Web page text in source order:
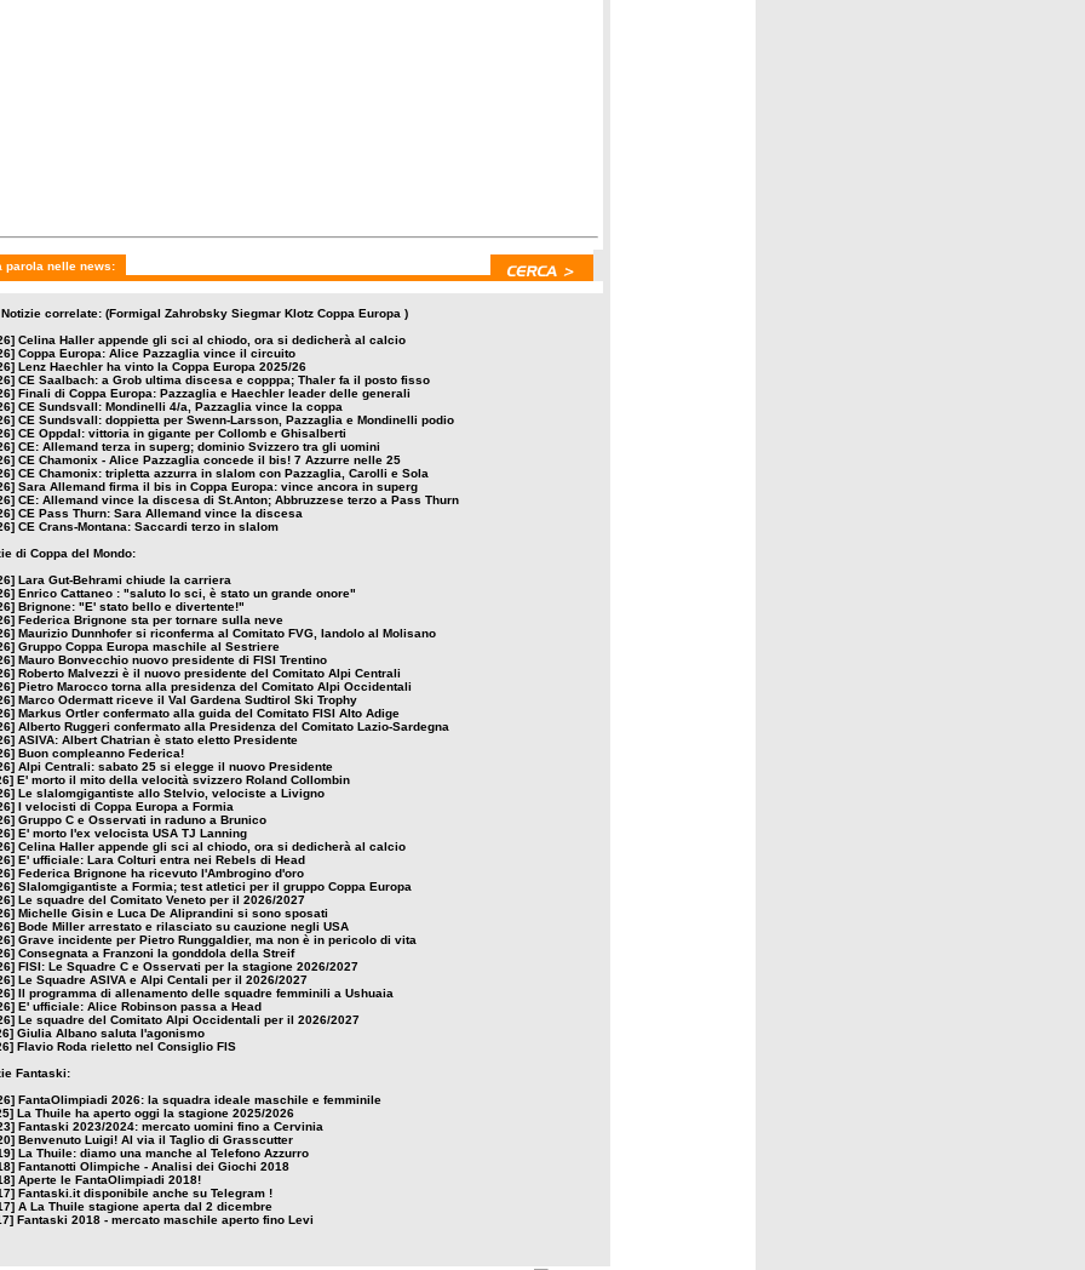
parola nelle news:
correlate: (Formigal Zahrobsky Siegmar Klotz Coppa Europa )
Celina Haller appende gli sci al chiodo, ora si dedicherà al calcio
Coppa Europa: Alice Pazzaglia vince il circuito
Lenz Haechler ha vinto la Coppa Europa 2025/26
CE Saalbach: a Grob ultima discesa e copppa; Thaler fa il posto fisso
Finali di Coppa Europa: Pazzaglia e Haechler leader delle generali
CE Sundsvall: Mondinelli 4/a, Pazzaglia vince la coppa
CE Sundsvall: doppietta per Swenn-Larsson, Pazzaglia e Mondinelli podio
CE Oppdal: vittoria in gigante per Collomb e Ghisalberti
CE: Allemand terza in superg; dominio Svizzero tra gli uomini
CE Chamonix - Alice Pazzaglia concede il bis! 7 Azzurre nelle 25
CE Chamonix: tripletta azzurra in slalom con Pazzaglia, Carolli e Sola
Sara Allemand firma il bis in Coppa Europa: vince ancora in superg
CE: Allemand vince la discesa di St.Anton; Abbruzzese terzo a Pass Thurn
CE Pass Thurn: Sara Allemand vince la discesa
CE Crans-Montana: Saccardi terzo in slalom
di Coppa del Mondo:
Lara Gut-Behrami chiude la carriera
Enrico Cattaneo : "saluto lo sci, è stato un grande onore"
Brignone: "E' stato bello e divertente!"
Federica Brignone sta per tornare sulla neve
Maurizio Dunnhofer si riconferma al Comitato FVG, Iandolo al Molisano
Gruppo Coppa Europa maschile al Sestriere
Mauro Bonvecchio nuovo presidente di FISI Trentino
Roberto Malvezzi è il nuovo presidente del Comitato Alpi Centrali
Pietro Marocco torna alla presidenza del Comitato Alpi Occidentali
Marco Odermatt riceve il Val Gardena Sudtirol Ski Trophy
Markus Ortler confermato alla guida del Comitato FISI Alto Adige
Alberto Ruggeri confermato alla Presidenza del Comitato Lazio-Sardegna
ASIVA: Albert Chatrian è stato eletto Presidente
Buon compleanno Federica!
Alpi Centrali: sabato 25 si elegge il nuovo Presidente
E' morto il mito della velocità svizzero Roland Collombin
Le slalomgigantiste allo Stelvio, velociste a Livigno
I velocisti di Coppa Europa a Formia
Gruppo C e Osservati in raduno a Brunico
E' morto l'ex velocista USA TJ Lanning
Celina Haller appende gli sci al chiodo, ora si dedicherà al calcio
E' ufficiale: Lara Colturi entra nei Rebels di Head
Federica Brignone ha ricevuto l'Ambrogino d'oro
Slalomgigantiste a Formia; test atletici per il gruppo Coppa Europa
Le squadre del Comitato Veneto per il 2026/2027
Michelle Gisin e Luca De Aliprandini si sono sposati
Bode Miller arrestato e rilasciato su cauzione negli USA
Grave incidente per Pietro Runggaldier, ma non è in pericolo di vita
Consegnata a Franzoni la gonddola della Streif
FISI: Le Squadre C e Osservati per la stagione 2026/2027
Le Squadre ASIVA e Alpi Centali per il 2026/2027
Il programma di allenamento delle squadre femminili a Ushuaia
E' ufficiale: Alice Robinson passa a Head
Le squadre del Comitato Alpi Occidentali per il 2026/2027
Giulia Albano saluta l'agonismo
Flavio Roda rieletto nel Consiglio FIS
Fantaski:
FantaOlimpiadi 2026: la squadra ideale maschile e femminile
La Thuile ha aperto oggi la stagione 2025/2026
Fantaski 2023/2024: mercato uomini fino a Cervinia
Benvenuto Luigi! Al via il Taglio di Grasscutter
La Thuile: diamo una manche al Telefono Azzurro
Fantanotti Olimpiche - Analisi dei Giochi 2018
Aperte le FantaOlimpiadi 2018!
Fantaski.it disponibile anche su Telegram !
A La Thuile stagione aperta dal 2 dicembre
Fantaski 2018 - mercato maschile aperto fino Levi